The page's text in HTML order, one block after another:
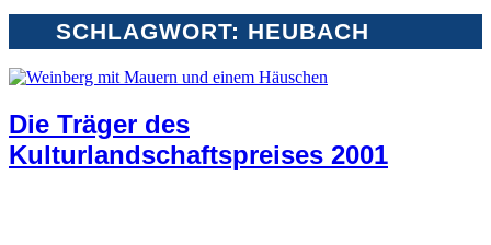
SCHLAGWORT: HEUBACH
Die Träger des
Kulturlandschaftspreises 2001